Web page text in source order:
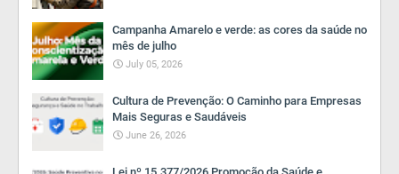
Campanha Amarelo e verde: as cores da saúde no
mês de julho
July 05, 2026
Cultura de Prevenção: O Caminho para Empresas
Mais Seguras e Saudáveis
June 26, 2026